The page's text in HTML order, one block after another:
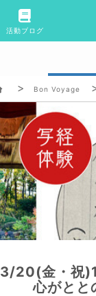
活動ブログ
Bon Voyage
3/20(金・祝
心がとと